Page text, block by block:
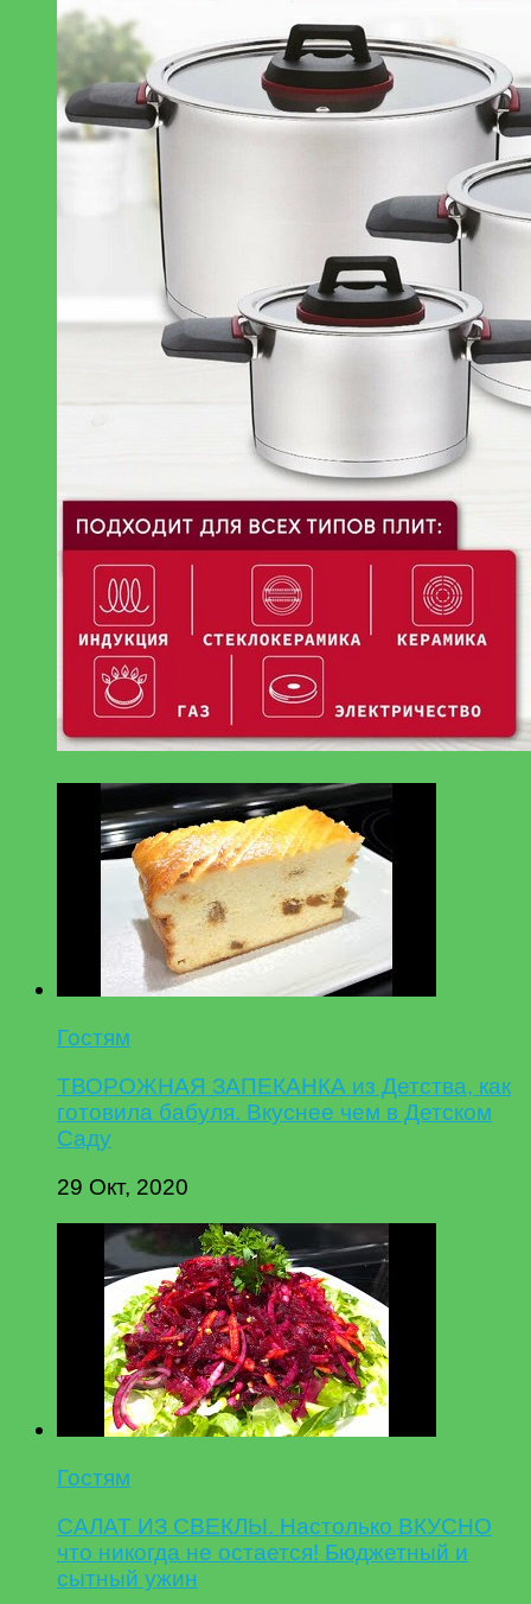
Гостям
ТВОРОЖНАЯ ЗАПЕКАНКА из Детства, как
готовила бабуля. Вкуснее чем в Детском
Саду
29 Окт, 2020
Гостям
САЛАТ ИЗ СВЕКЛЫ. Настолько ВКУСНО
что никогда не остается! Бюджетный и
сытный ужин